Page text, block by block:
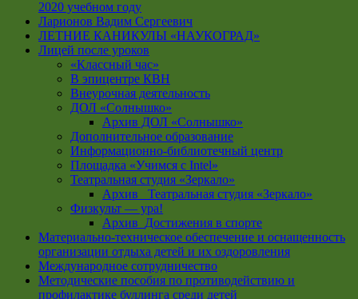
2020 учебном году
Ларионов Вадим Сергеевич
ЛЕТНИЕ КАНИКУЛЫ «НАУКОГРАД»
Лицей после уроков
«Классный час»
В эпицентре КВН
Внеурочная деятельность
ДОЛ «Солнышко»
Архив ДОЛ «Солнышко»
Дополнительное образование
Информационно-библиотечный центр
Площадка «Учимся с Intel»
Театральная студия «Зеркало»
Архив _Театральная студия «Зеркало»
Физкульт — ура!
Архив_Достижения в спорте
Материально-техническое обеспечение и оснащенность
организации отдыха детей и их оздоровления
Международное сотрудничество
Методические пособия по противодействию и
профилактике буллинга среди детей